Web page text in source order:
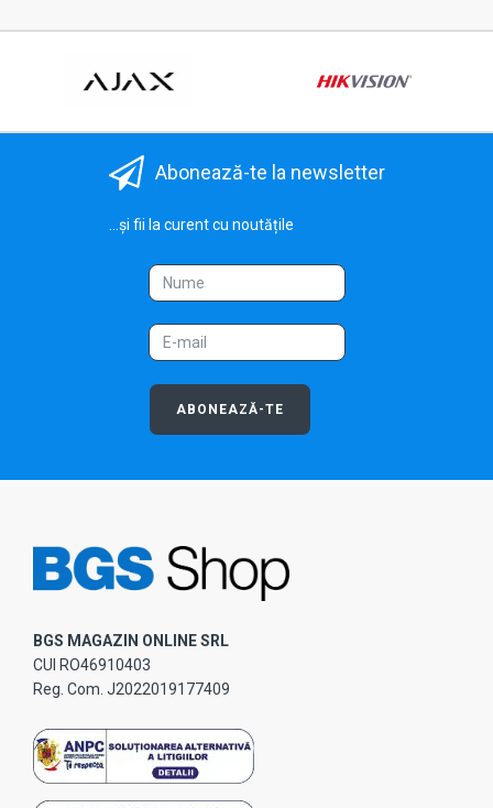
Abonează-te la newsletter
...și fii la curent cu noutățile
ABONEAZĂ-TE
BGS MAGAZIN ONLINE SRL
CUI RO46910403
Reg. Com. J2022019177409